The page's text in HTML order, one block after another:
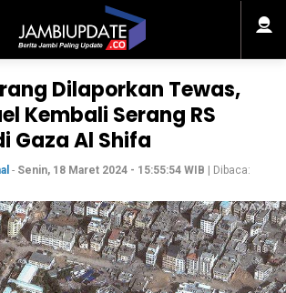
Dilaporkan Tewas,
Kembali Serang RS
Gaza Al Shifa
- Senin, 18 Maret 2024 - 15:55:54 WIB | Dibaca: